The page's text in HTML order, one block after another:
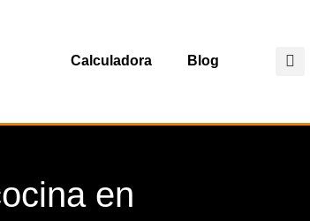
Calculadora Blog
en